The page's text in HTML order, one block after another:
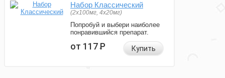
Набор Классический
(2x100мг, 4x20мг)
Попробуй и выбери наиболее
понравившийся препарат.
от 117Р Купить